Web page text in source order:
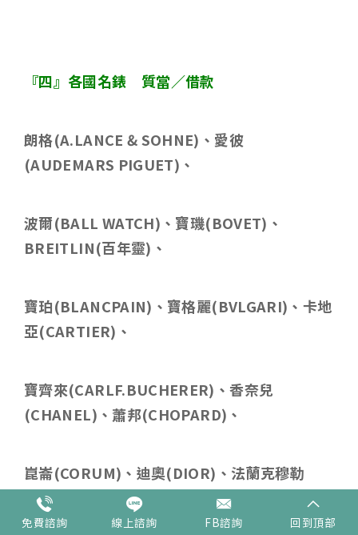
『四』各國名錶 質當／借款
朗格(A.LANCE & SOHNE) 、愛彼
(AUDEMARS PIGUET) 、
波爾(BALL WATCH) 、寶璣(BOVET) 、
BREITLIN(百年靈) 、
寶珀(BLANCPAIN) 、寶格麗(BVLGARI) 、卡地
亞(CARTIER) 、
寶齊來(CARLF.BUCHERER) 、香奈兒
(CHANEL) 、蕭邦(CHOPARD) 、
崑崙(CORUM) 、迪奧(DIOR) 、法蘭克穆勒
(FRANCK MULLER)
免費諮詢 線上諮詢 FB諮詢 回到頂部